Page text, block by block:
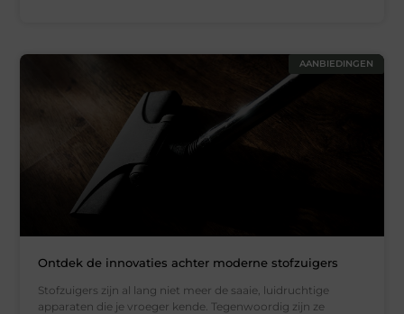
AANBIEDINGEN
Ontdek de innovaties achter moderne stofzuigers
Stofzuigers zijn al lang niet meer de saaie, luidruchtige
apparaten die je vroeger kende. Tegenwoordig zijn ze